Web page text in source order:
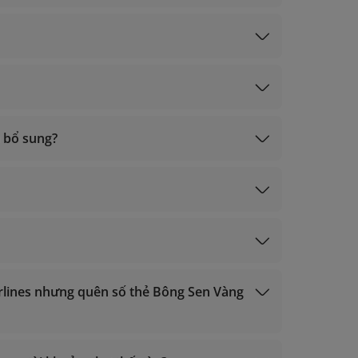
thưởng khác
Vàng): trong vòng 2 ngày làm việc tính từ
sung?
Kim, Vàng);
nhưng quên số thẻ Bông Sen Vàng